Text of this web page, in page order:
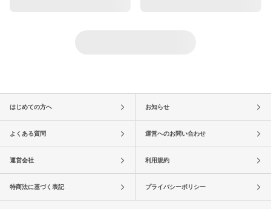
はじめての方へ お知らせ
よくある質問 運営へのお問い合わせ
運営会社 利用規約
特商法に基づく表記 プライバシーポリシー